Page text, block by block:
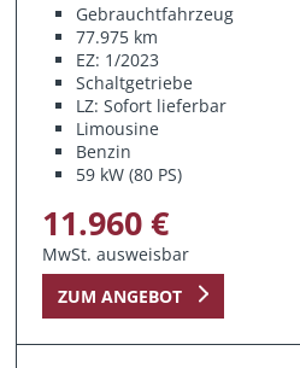
Gebrauchtfahrzeug
77.975 km
EZ: 1/2023
Schaltgetriebe
LZ: Sofort lieferbar
Limousine
Benzin
59 kW (80 PS)
11.960 €
MwSt. ausweisbar
ZUM ANGEBOT